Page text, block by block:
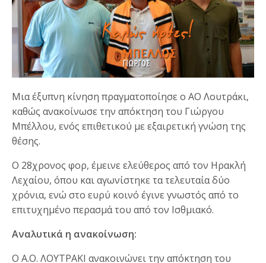
Μια έξυπνη κίνηση πραγματοποίησε ο ΑΟ Λουτράκι,
καθώς ανακοίνωσε την απόκτηση του Γιώργου
Μπέλλου, ενός επιθετικού με εξαιρετική γνώση της
θέσης.
Ο 28χρονος φορ, έμεινε ελεύθερος από τον Ηρακλή
Λεχαίου, όπου και αγωνίστηκε τα τελευταία δύο
χρόνια, ενώ στο ευρύ κοινό έγινε γνωστός από το
επιτυχημένο περασμά του από τον Ισθμιακό.
Αναλυτικά η ανακοίνωση:
Ο Α.Ο. ΛΟΥΤΡΑΚΙ ανακοινώνει την απόκτηση του